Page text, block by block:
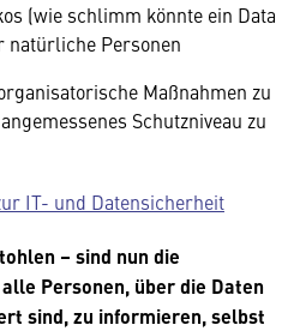
(wie schlimm könnte ein Data
natürliche Personen
Maßnahmen zu
Schutzniveau zu
IT- und Datensicherheit
– sind nun die
Personen, über die Daten
sind, zu informieren, selbst